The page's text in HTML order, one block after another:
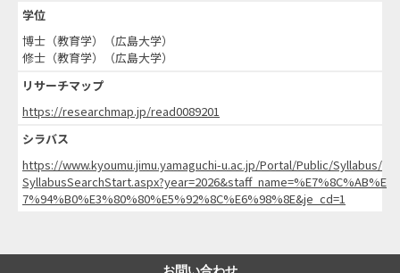
学位
博士（教育学）（広島大学）
修士（教育学）（広島大学）
リサーチマップ
https://researchmap.jp/read0089201
シラバス
https://www.kyoumu.jimu.yamaguchi-u.ac.jp/Portal/Public/Syllabus/
SyllabusSearchStart.aspx?year=2026&staff_name=%E7%8C%AB%E
7%94%B0%E3%80%80%E5%92%8C%E6%98%8E&je_cd=1